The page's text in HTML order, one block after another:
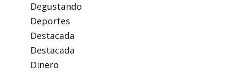
Degustando
Deportes
Destacada
Destacada
Dinero